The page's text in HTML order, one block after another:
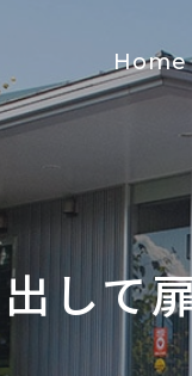
Home
して